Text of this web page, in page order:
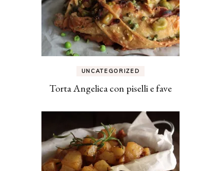
UNCATEGORIZED
Torta Angelica con piselli e fave